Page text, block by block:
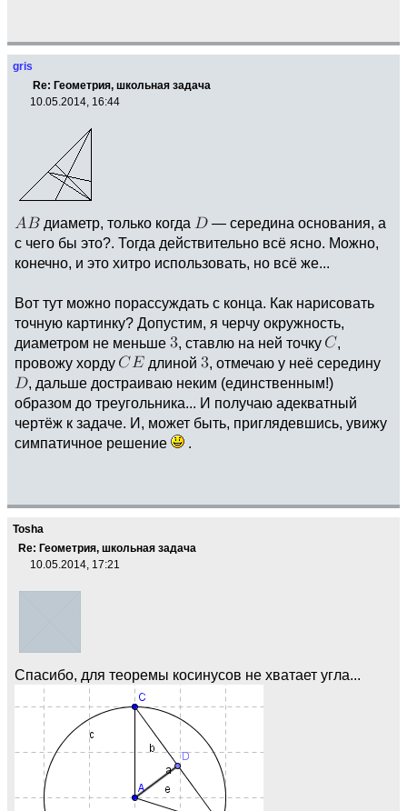
gris
Re: Геометрия, школьная задача
10.05.2014, 16:44
диаметр, только когда
— середина основания, а
с чего бы это?. Тогда действительно всё ясно. Можно,
конечно, и это хитро использовать, но всё же...
Вот тут можно порассуждать с конца. Как нарисовать
точную картинку? Допустим, я черчу окружность,
диаметром не меньше
, ставлю на ней точку
,
провожу хорду
длиной
, отмечаю у неё середину
, дальше достраиваю неким (единственным!)
образом до треугольника... И получаю адекватный
чертёж к задаче. И, может быть, приглядевшись, увижу
симпатичное решение
.
Tosha
Re: Геометрия, школьная задача
10.05.2014, 17:21
Спасибо, для теоремы косинусов не хватает угла...